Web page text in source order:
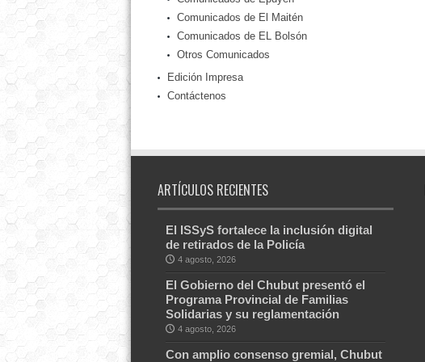
Comunicados de El Maitén
Comunicados de EL Bolsón
Otros Comunicados
Edición Impresa
Contáctenos
ARTÍCULOS RECIENTES
El ISSyS fortalece la inclusión digital
de retirados de la Policía
4 agosto, 2026
El Gobierno del Chubut presentó el
Programa Provincial de Familias
Solidarias y su reglamentación
4 agosto, 2026
Con amplio consenso gremial, Chubut